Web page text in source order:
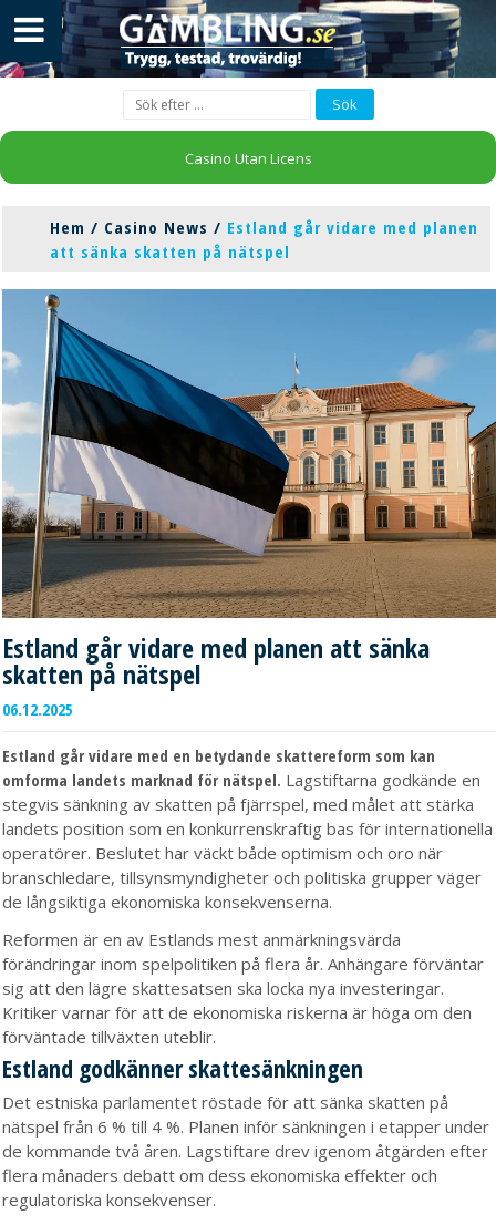
Casino Utan Licens
Hem / Casino News / Estland går vidare med planen
att sänka skatten på nätspel
Estland går vidare med planen att sänka
skatten på nätspel
06.12.2025
Estland går vidare med en betydande skattereform som kan
omforma landets marknad för nätspel. Lagstiftarna godkände en
stegvis sänkning av skatten på fjärrspel, med målet att stärka
landets position som en konkurrenskraftig bas för internationella
operatörer. Beslutet har väckt både optimism och oro när
branschledare, tillsynsmyndigheter och politiska grupper väger
de långsiktiga ekonomiska konsekvenserna.
Reformen är en av Estlands mest anmärkningsvärda
förändringar inom spelpolitiken på flera år. Anhängare förväntar
sig att den lägre skattesatsen ska locka nya investeringar.
Kritiker varnar för att de ekonomiska riskerna är höga om den
förväntade tillväxten uteblir.
Estland godkänner skattesänkningen
Det estniska parlamentet röstade för att sänka skatten på
nätspel från 6 % till 4 %. Planen inför sänkningen i etapper under
de kommande två åren. Lagstiftare drev igenom åtgärden efter
flera månaders debatt om dess ekonomiska effekter och
regulatoriska konsekvenser.